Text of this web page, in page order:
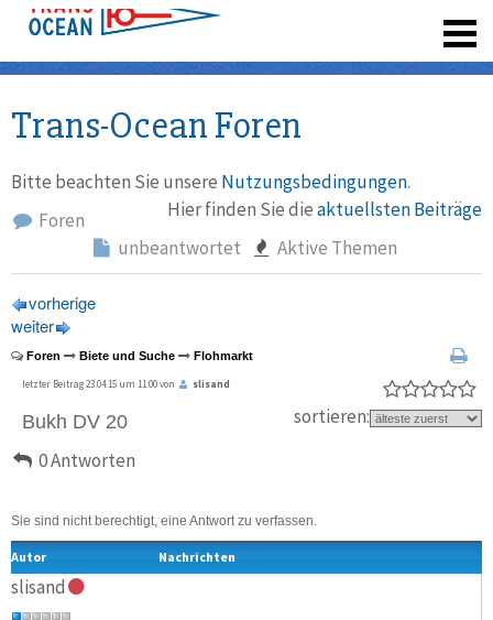
Trans-Ocean Foren
Bitte beachten Sie unsere Nutzungsbedingungen.
Hier finden Sie dieaktuellsten Beiträge
Foren
unbeantwortet
Aktive Themen
vorherige
weiter
Foren Biete und Suche Flohmarkt
letzter Beitrag 23.04.15 um 11:00 von slisand
Bukh DV 20
0 Antworten
sortieren:
Sie sind nicht berechtigt, eine Antwort zu verfassen.
Autor Nachrichten
slisand